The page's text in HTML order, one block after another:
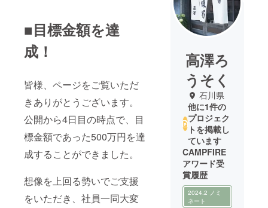
■目標金額を達
成！
皆様、ページをご覧いただ
きありがとうございます。
公開から4日目の時点で、目
標金額であった500万円を達
成することができました。
想像を上回る勢いでご支援
をいただき、社員一同大変
高澤ろ
うそく
石川県
他に1件の
プロジェク
トを掲載し
ています
CAMPFIRE
アワード受
賞履歴
2024.2 ノミ
ネート